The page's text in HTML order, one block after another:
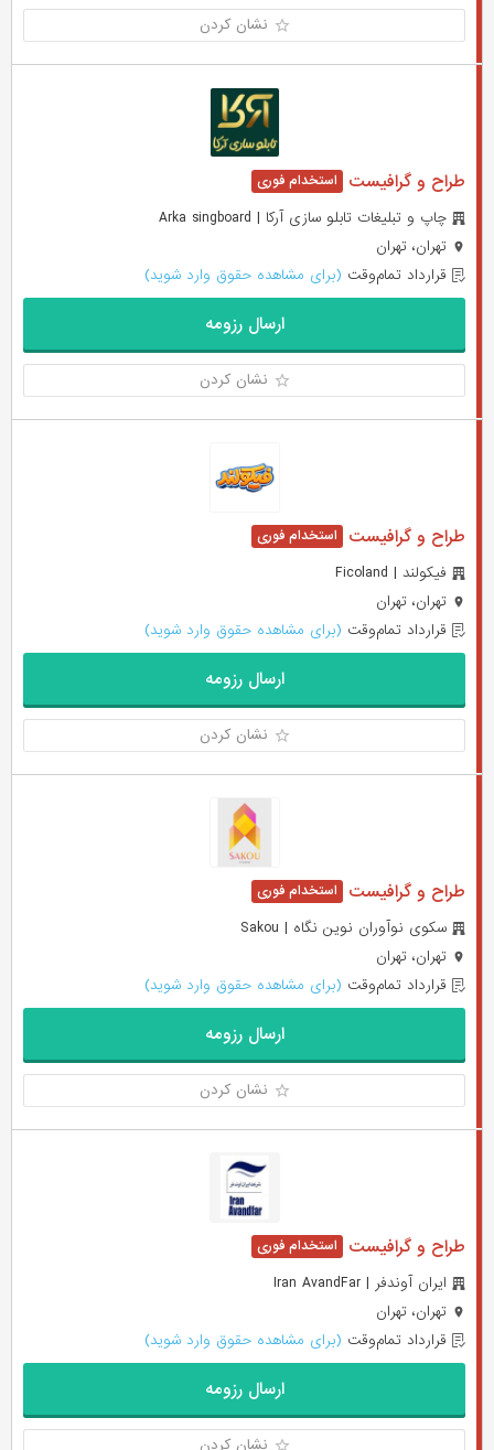
نشان کردن
طراح و گرافیست
چاپ و تبلیغات تابلو سازی آرکا | Arka singboard
تهران، تهران
قرارداد تمام‌وقت (برای مشاهده حقوق وارد شوید)
ارسال رزومه
نشان کردن
طراح و گرافیست
فیکولند | Ficoland
تهران، تهران
قرارداد تمام‌وقت (برای مشاهده حقوق وارد شوید)
ارسال رزومه
نشان کردن
طراح و گرافیست
سکوی نوآوران نوین نگاه | Sakou
تهران، تهران
قرارداد تمام‌وقت (برای مشاهده حقوق وارد شوید)
ارسال رزومه
نشان کردن
طراح و گرافیست
ایران آوندفر | Iran AvandFar
تهران، تهران
قرارداد تمام‌وقت (برای مشاهده حقوق وارد شوید)
ارسال رزومه
نشان کردن